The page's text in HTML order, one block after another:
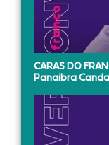
CARAS DO
Panaibra Canda